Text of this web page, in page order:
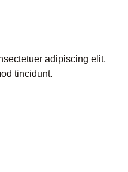
adipiscing elit,
tincidunt.